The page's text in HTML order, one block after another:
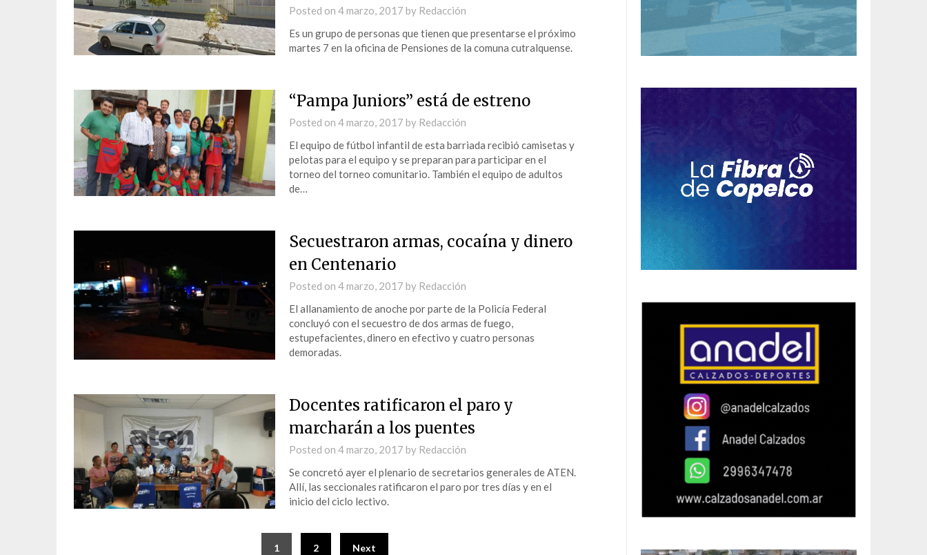
Posted on 4 marzo, 2017 by Redacción
Es un grupo de personas que tienen que presentarse el próximo
martes 7 en la oficina de Pensiones de la comuna cutralquense.
“Pampa Juniors” está de estreno
Posted on 4 marzo, 2017 by Redacción
El equipo de fútbol infantil de esta barriada recibió camisetas y
pelotas para el equipo y se preparan para participar en el
torneo del torneo comunitario. También el equipo de adultos
de…
Secuestraron armas, cocaína y dinero
en Centenario
Posted on 4 marzo, 2017 by Redacción
El allanamiento de anoche por parte de la Policía Federal
concluyó con el secuestro de dos armas de fuego,
estupefacientes, dinero en efectivo y cuatro personas
demoradas.
Docentes ratificaron el paro y
marcharán a los puentes
Posted on 4 marzo, 2017 by Redacción
Se concretó ayer el plenario de secretarios generales de ATEN.
Allí, las seccionales ratificaron el paro por tres días y en el
inicio del ciclo lectivo.
1 2 Next